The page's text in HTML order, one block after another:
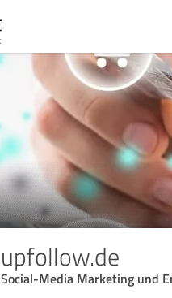
upfollow.de
Social-Media Marketing und